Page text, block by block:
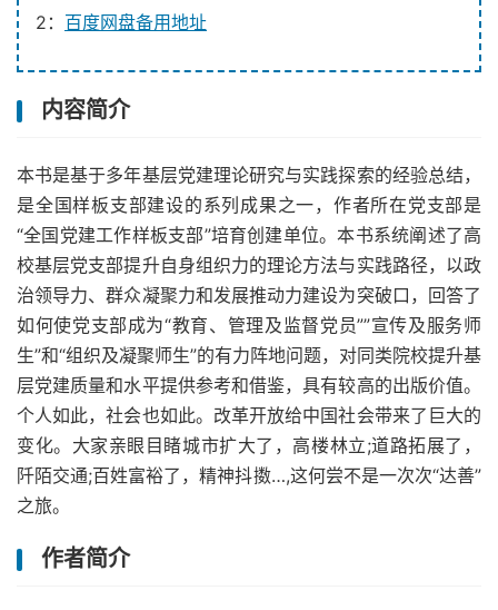
2： 百度网盘备用地址
内容简介
本书是基于多年基层党建理论研究与实践探索的经验总结，
是全国样板支部建设的系列成果之一，作者所在党支部是
“全国党建工作样板支部”培育创建单位。本书系统阐述了高
校基层党支部提升自身组织力的理论方法与实践路径，以政
治领导力、群众凝聚力和发展推动力建设为突破口，回答了
如何使党支部成为“教育、管理及监督党员””宣传及服务师
生”和“组织及凝聚师生”的有力阵地问题，对同类院校提升基
层党建质量和水平提供参考和借鉴，具有较高的出版价值。
个人如此，社会也如此。改革开放给中国社会带来了巨大的
变化。大家亲眼目睹城市扩大了，高楼林立;道路拓展了，
阡陌交通;百姓富裕了，精神抖擞…,这何尝不是一次次“达善”
之旅。
作者简介